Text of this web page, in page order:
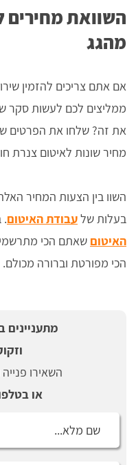
השוואת מחירים
מהגג
אם אתם צריכים להזמין
ממליצים לכם לעשות סקר
מחיר שונות לאיטום צנרת
השוו בין הצעות המחיר
בעלות שלעבודת האיטום.
האיטום שאתם הכי
הכי מפורטת וברורה מכולם.
מתעניינים
השאירו
או